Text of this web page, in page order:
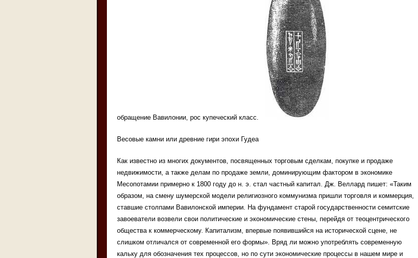
обращение Вавилонии, рос купеческий класс.
Весовые камни или древние гири эпохи Гудеа
Как известно из многих документов, посвященных торговым сделкам, покупке и продаже
недвижимости, а также делам по продаже земли, доминирующим фактором в экономике
Месопотамии примерно к 1800 году до н. э. стал частный капитал. Дж. Веллард пишет: «Таким
образом, на смену шумерской модели религиозного коммунизма пришли торговля и коммерция,
ставшие столпами Вавилонской империи. На фундамент старой государственности семитские
завоеватели возвели свои политические и экономические стены, перейдя от теоцентрического
общества к коммерческому. Капитализм, впервые появившийся на исторической сцене, не
слишком отличался от современной его формы». Вряд ли можно употреблять современную
кальку для обозначения тех процессов, но по сути экономические процессы в нашем мире и